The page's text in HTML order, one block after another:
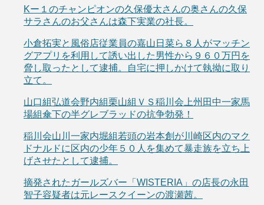
Kー１のチャンピオンの久保優太さんの奥さんの久保
サラさんのお父さんは森下実業の社長。
小倉拓実と風俗店従業員の嘉山日菜ら８人がマッチン
グアプリを利用して誘い出した男性から９６０万円を
脅し取ったとして逮捕。自宅に押しかけて執拗に取り
立て。
山口組弘道会野内組栗山組ＶＳ稲川会上州田中一家馬
場組傘下の半グレブラッドの抗争勃発！
稲川会山川一家内堀組若頭の岩本創が川崎区内のマク
ドナルドに区内の少年５０人を集めて暴走族を立ち上
げさせたとして逮捕。
摘発されたガールズバー「WISTERIA」の店長の永田
智子容疑者は元レースクイーンの渡瀬茜。